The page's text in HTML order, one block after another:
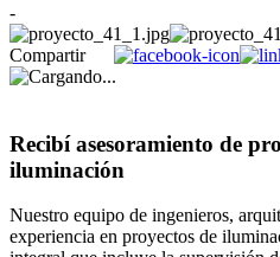
-
Compartir
Recibí asesoramiento de
iluminación
Nuestro equipo de ingenieros,
experiencia en proyectos de